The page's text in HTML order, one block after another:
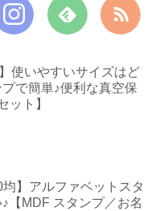
使いやすいサイズはど
で簡単♪便利な真空保
ット】
均】アルファベットスタ
【MDF スタンプ／お名